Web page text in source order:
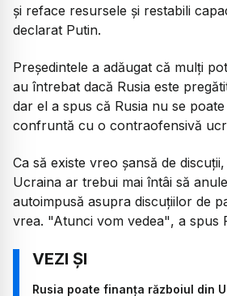
şi reface resursele şi restabili
declarat Putin.
Preşedintele a adăugat că mulţi
au întrebat dacă Rusia este
dar el a spus că Rusia nu se
confruntă cu o contraofensivă
Ca să existe vreo şansă de
Ucraina ar trebui mai întâi să
autoimpusă asupra discuţiilor de
vrea. "Atunci vom vedea", a spus
Rusia poate finanța războiul din